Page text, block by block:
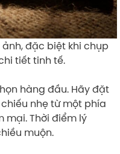
đặc biệt khi chụp
tiết tinh tế.
hàng đầu. Hãy đặt
nhẹ từ một phía
mại. Thời điểm lý
muộn.